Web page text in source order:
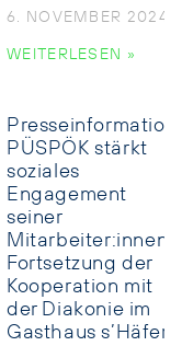
6. NOVEMBER 2024
WEITERLESEN »
Presseinformation:
PÜSPÖK stärkt
soziales
Engagement
seiner
Mitarbeiter:innen:
Fortsetzung der
Kooperation mit
der Diakonie im
Gasthaus s’Häferl